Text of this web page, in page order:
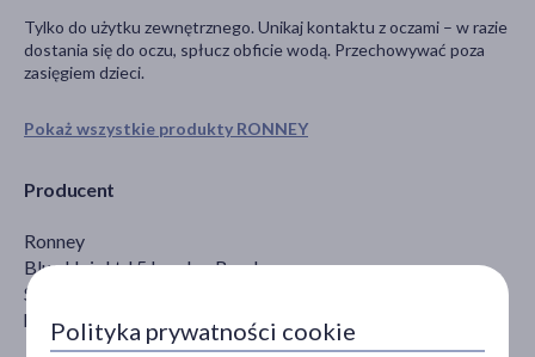
Pokaż wszystkie produkty RONNEY
Producent
Ronney
Blue Hair Ltd 5 London Road
SE1 6JZ Londyn
https://ronney.eu/pl/kontakt/
Tylko do użytku zewnętrznego. Unikaj kontaktu z oczami – w razie
dostania się do oczu, spłucz obficie wodą. Przechowywać poza
zasięgiem dzieci.
Polityka prywatności cookie